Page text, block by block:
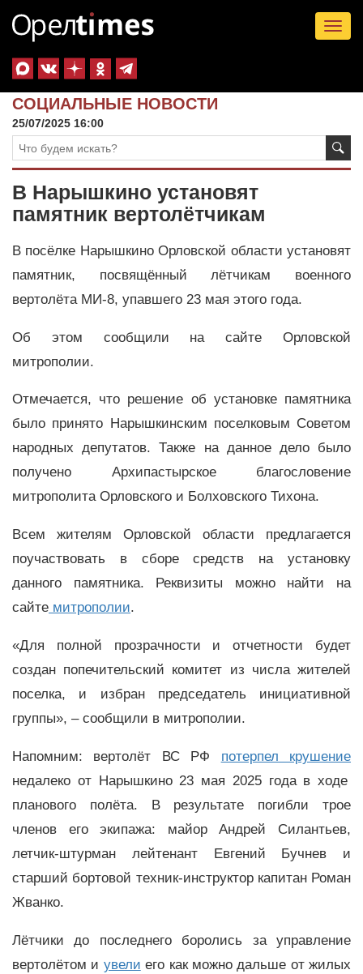
СОЦИАЛЬНЫЕ НОВОСТИ
25/07/2025 16:00
В Нарышкино установят
памятник вертолётчикам
В посёлке Нарышкино Орловской области установят
памятник, посвящённый лётчикам военного
вертолёта МИ-8, упавшего 23 мая этого года.
Об этом сообщили на сайте Орловской
митрополии.
Отмечается, что решение об установке памятника
было принято Нарышкинским поселковым Советом
народных депутатов. Также на данное дело было
получено Архипастырское благословение
митрополита Орловского и Болховского Тихона.
Всем жителям Орловской области предлагается
поучаствовать в сборе средств на установку
данного памятника. Реквизиты можно найти на
сайте митрополии.
«Для полной прозрачности и отчетности будет
создан попечительский комитет из числа жителей
поселка, и избран председатель инициативной
группы», – сообщили в митрополии.
Напомним: вертолёт ВС РФ потерпел крушение
недалеко от Нарышкино 23 мая 2025 года в ходе
планового полёта. В результате погибли трое
членов его экипажа: майор Андрей Силантьев,
летчик-штурман лейтенант Евгений Бучнев и
старший бортовой техник-инструктор капитан Роман
Жванко.
Лётчики до последнего боролись за управление
вертолётом и увели его как можно дальше от жилых